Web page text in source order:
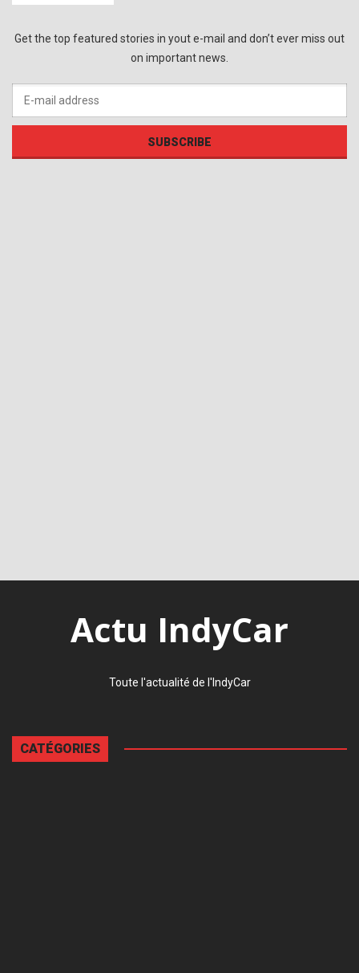
Get the top featured stories in yout e-mail and don’t ever miss out
on important news.
Actu IndyCar
Toute l'actualité de l'IndyCar
CATÉGORIES